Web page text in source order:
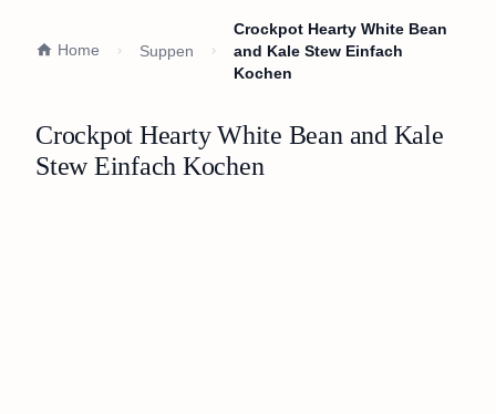
Home Suppen
Crockpot Hearty White Bean
and Kale Stew Einfach
Kochen
Crockpot Hearty White Bean and Kale
Stew Einfach Kochen